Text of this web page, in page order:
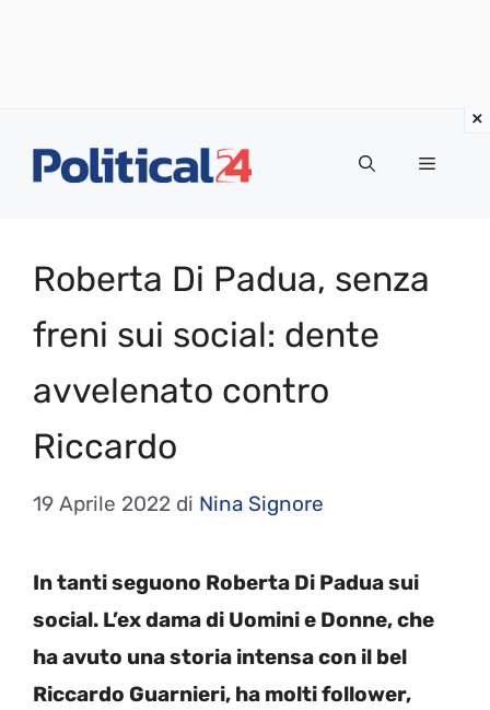
Menu
Roberta Di Padua, senza
freni sui social: dente
avvelenato contro
Riccardo
19 Aprile 2022 di Nina Signore
In tanti seguono Roberta Di Padua sui
social. L’ex dama di Uomini e Donne, che
ha avuto una storia intensa con il bel
Riccardo Guarnieri, ha molti follower,